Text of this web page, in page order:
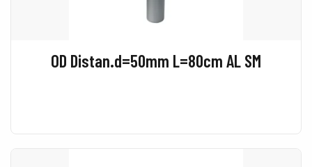
OD Distan.d=50mm L=80cm AL SM